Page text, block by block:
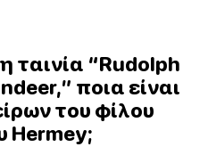
ταινία “Rudolph
ποια είναι
του φίλου
Hermey;